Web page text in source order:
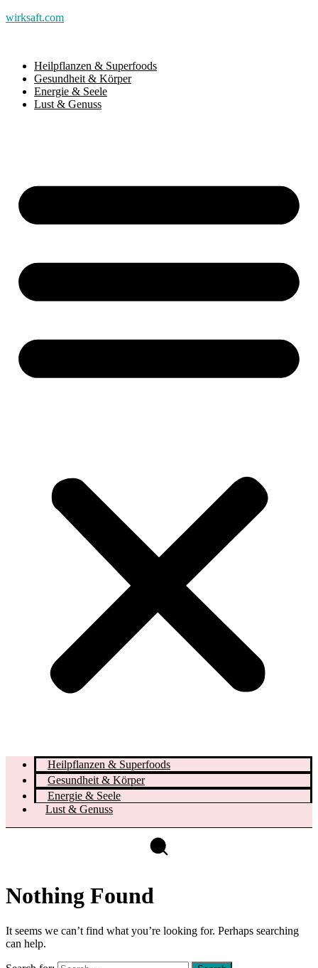
wirksaft.com
Heilpflanzen & Superfoods
Gesundheit & Körper
Energie & Seele
Lust & Genuss
Heilpflanzen & Superfoods
Gesundheit & Körper
Energie & Seele
Lust & Genuss
Nothing Found
It seems we can’t find what you’re looking for. Perhaps searching
can help.